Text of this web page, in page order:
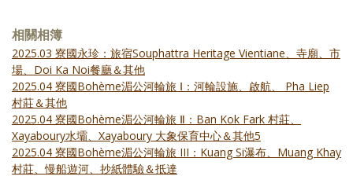
相關相簿
2025.03 寮國永珍：旅宿Souphattra Heritage Vientiane、寺廟、市
場、Doi Ka Noi餐廳＆其他
2025.04 寮國Bohème湄公河輪旅 Ⅰ：河輪設施、啟航、 Pha Liep
村莊＆其他
2025.04 寮國Bohème湄公河輪旅 Ⅱ：Ban Kok Fark 村莊、
Xayaboury水壩、Xayaboury 大象保育中心＆其他5
2025.04 寮國Bohème湄公河輪旅 III：Kuang Si瀑布、Muang Khay
村莊、慢船遊河、抄紙體驗＆抵達